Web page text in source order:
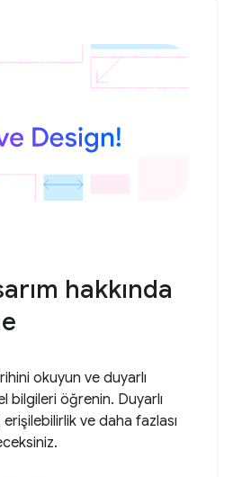
hakkında
okuyun ve duyarlı
bilgileri öğrenin. Duyarlı
ve daha fazlası